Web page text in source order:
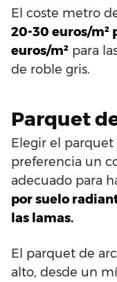
El coste metro
20-30 euros/m²
euros/m² para
de roble gris.
Parquet
Elegir el
preferencia un
adecuado para
por suelo
las lamas.
El parquet de
alto, desde un